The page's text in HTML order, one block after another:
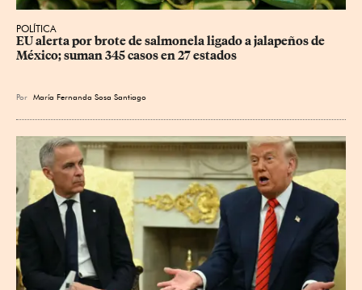
POLÍTICA
EU alerta por brote de salmonela ligado a jalapeños de
México; suman 345 casos en 27 estados
Por María Fernanda Sosa Santiago